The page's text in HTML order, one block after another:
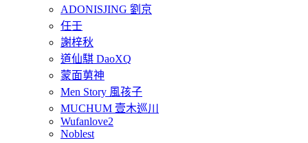
ADONISJING 劉京
任壬
謝梓秋
道仙騏 DaoXQ
蒙面莮神
Men Story 風孩子
MUCHUM 壹木巡川
Wufanlove2
Noblest